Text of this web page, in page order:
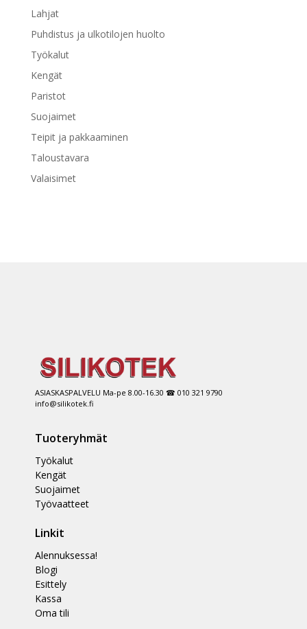
Lahjat
Puhdistus ja ulkotilojen huolto
Työkalut
Kengät
Paristot
Suojaimet
Teipit ja pakkaaminen
Taloustavara
Valaisimet
ASIASKASPALVELU Ma-pe 8.00-16.30 ☎ 010 321 9790
info@silikotek.fi
Tuoteryhmät
Työkalut
Kengät
Suojaimet
Työvaatteet
Linkit
Alennuksessa!
Blogi
Esittely
Kassa
Oma tili